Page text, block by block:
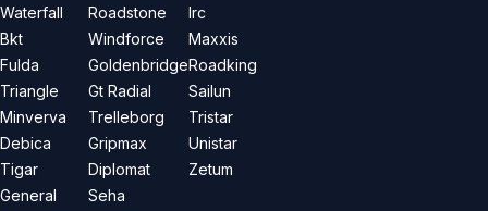
Waterfall
Bkt
Fulda
Triangle
Minverva
Debica
Tigar
General
Roadstone
Windforce
Goldenbridge
Gt Radial
Trelleborg
Gripmax
Diplomat
Seha
Irc
Maxxis
Roadking
Sailun
Tristar
Unistar
Zetum